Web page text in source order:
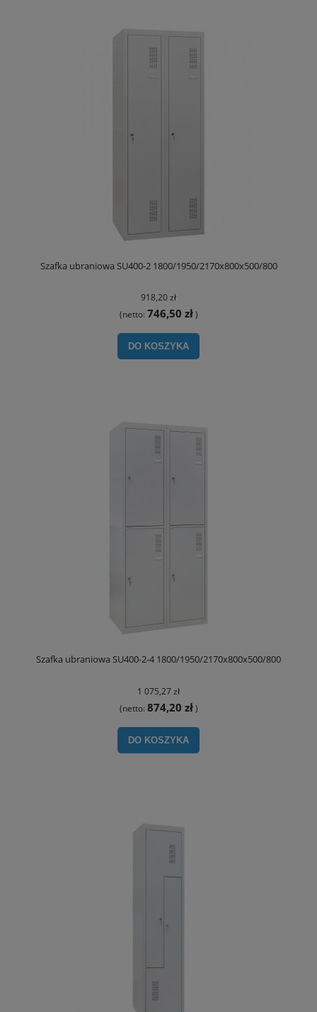
Szafka ubraniowa SU400-2 1800/1950/2170x800x500/800
918,20 zł
(netto: 746,50 zł)
DO KOSZYKA
Szafka ubraniowa SU400-2-4 1800/1950/2170x800x500/800
1 075,27 zł
(netto: 874,20 zł)
DO KOSZYKA